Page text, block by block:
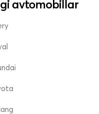
avtomobillar